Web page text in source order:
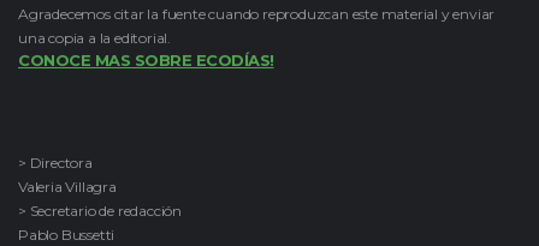
Agradecemos citar la fuente cuando reproduzcan este material y enviar
una copia a la editorial.
CONOCE MAS SOBRE ECODÍAS!
> Directora
Valeria Villagra
> Secretario de redacción
Pablo Bussetti